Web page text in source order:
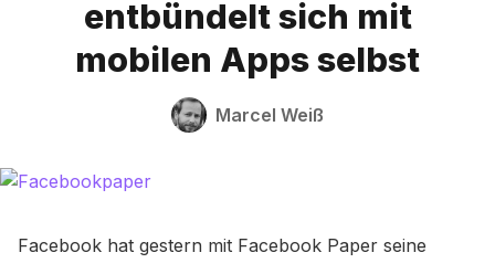
Bitte geben Sie mindestens 3 Zeichen ein
entbündelt sich mit
mobilen Apps selbst
Marcel Weiß
Facebook hat gestern mit Facebook Paper seine